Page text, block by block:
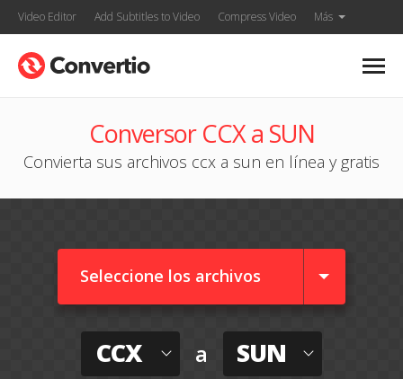
Video Editor Add Subtitles to Video Compress Video Más
Conversor CCX a SUN
Convierta sus archivos ccx a sun en línea y gratis
Seleccione los archivos
CCX a SUN